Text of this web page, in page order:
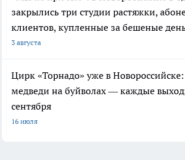
закрылись три студии растяжки,
клиентов, купленные за бешеные
3 августа
Цирк «Торнадо» уже в
медведи на буйволах — каждые
сентября
16 июля